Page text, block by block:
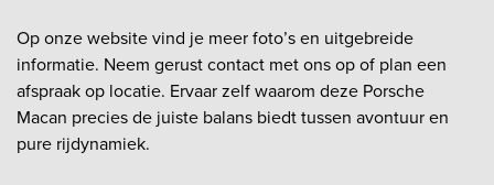
Op onze website vind je meer foto’s en uitgebreide
informatie. Neem gerust contact met ons op of plan een
afspraak op locatie. Ervaar zelf waarom deze Porsche
Macan precies de juiste balans biedt tussen avontuur en
pure rijdynamiek.